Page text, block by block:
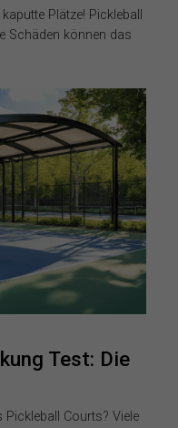
Plätze! Pickleball
Schäden können das
Test: Die
Courts? Viele